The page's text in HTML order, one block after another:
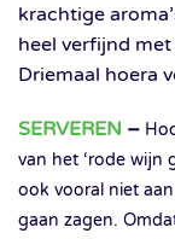
krachtige
heel verfijnd
Driemaal hoera
SERVEREN –
van het ‘rode wijn
ook vooral niet
gaan zagen.